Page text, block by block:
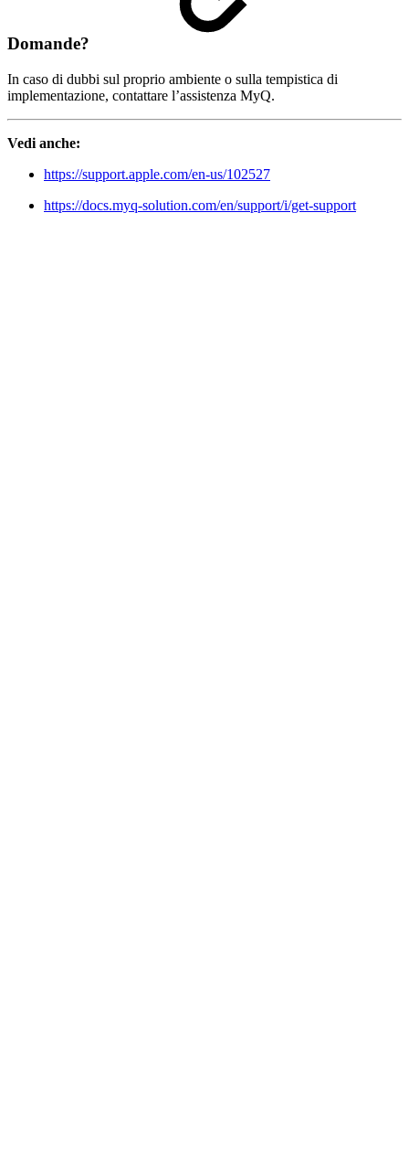
Domande?
In caso di dubbi sul proprio ambiente o sulla tempistica di
implementazione, contattare l’assistenza MyQ.
Vedi anche:
https://support.apple.com/en-us/102527
https://docs.myq-solution.com/en/support/i/get-support